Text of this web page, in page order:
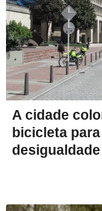
A cidade
bicicleta